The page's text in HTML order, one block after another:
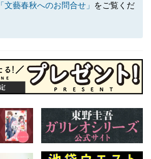
「文藝春秋へのお問合せ」
をご覧くだ